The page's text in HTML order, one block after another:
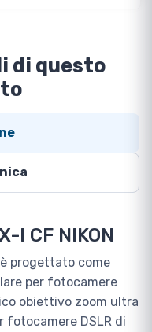
di questo
I CF NIKON
progettato come
per fotocamere
obiettivo zoom ultra
DSLR di